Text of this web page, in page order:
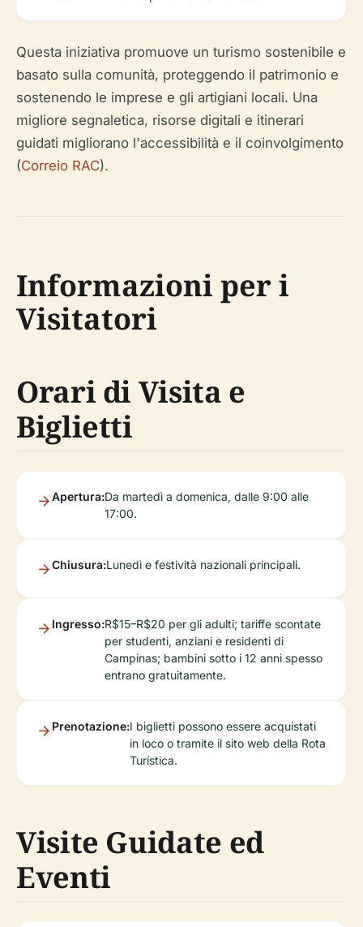
Questa iniziativa promuove un turismo sostenibile e
basato sulla comunità, proteggendo il patrimonio e
sostenendo le imprese e gli artigiani locali. Una
migliore segnaletica, risorse digitali e itinerari
guidati migliorano l'accessibilità e il coinvolgimento
(Correio RAC).
Informazioni per i
Visitatori
Orari di Visita e
Biglietti
Apertura:Da martedì a domenica, dalle 9:00 alle
17:00.
Chiusura:Lunedì e festività nazionali principali.
Ingresso:R$15–R$20 per gli adulti; tariffe scontate
per studenti, anziani e residenti di
Campinas; bambini sotto i 12 anni spesso
entrano gratuitamente.
Prenotazione:I biglietti possono essere acquistati
in loco o tramite il sito web della Rota
Turística.
Visite Guidate ed
Eventi